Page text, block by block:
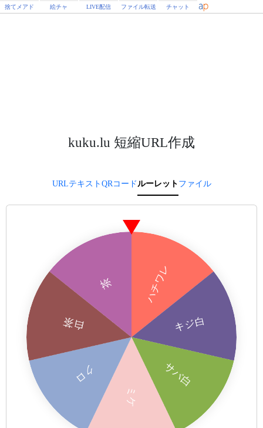
捨てメアド 絵チャ LIVE配信 ファイル転送 チャット
kuku.lu 短縮URL作成
URLテキスト QRコードルーレット ファイル